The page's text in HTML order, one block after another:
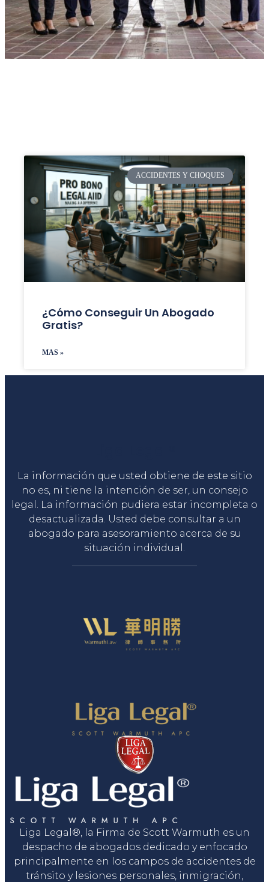
ACCIDENTES Y CHOQUES
¿Cómo Conseguir Un Abogado
Gratis?
MAS »
La información que usted obtiene de este sitio
no es, ni tiene la intención de ser, un consejo
legal. La información pudiera estar incompleta o
desactualizada. Usted debe consultar a un
abogado para asesoramiento acerca de su
situación individual.
Liga Legal®, la Firma de Scott Warmuth es un
despacho de abogados dedicado y enfocado
principalmente en los campos de accidentes de
tránsito y lesiones personales, inmigración,